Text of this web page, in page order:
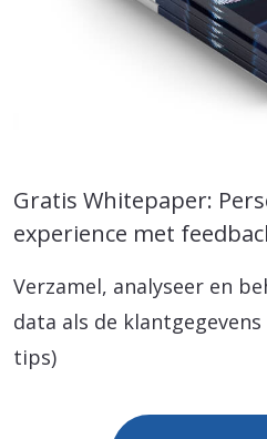
Gratis Whitepaper:
experience met
Verzamel, analyseer en
data als de
tips)